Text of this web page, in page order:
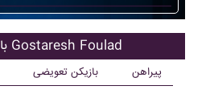
بازیکنان اصلی Gostaresh Foulad
بازیکن تعویضی پیراهن